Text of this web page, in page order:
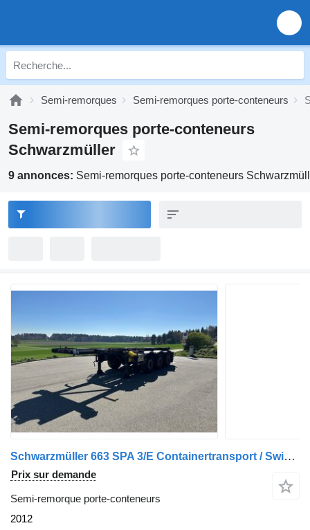
Semi-remorques Semi-remorques porte-conteneurs
Semi-remorques porte-conteneurs
Schwarzmüller
9 annonces: Semi-remorques porte-conteneurs
Schwarzmüller 663 SPA 3/E Containertransport / Swiss-Vehicle
Prix sur demande
Semi-remorque porte-conteneurs
2012